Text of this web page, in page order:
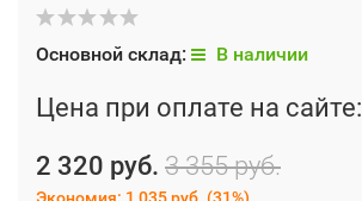
Основной склад: В наличии
Цена при оплате на сайте:
2 320 руб. 3 355 руб.